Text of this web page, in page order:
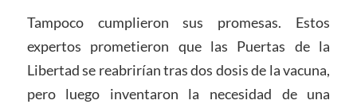
Tampoco cumplieron sus promesas. Estos
expertos prometieron que las Puertas de la
Libertad se reabrirían tras dos dosis de la vacuna,
pero luego inventaron la necesidad de una